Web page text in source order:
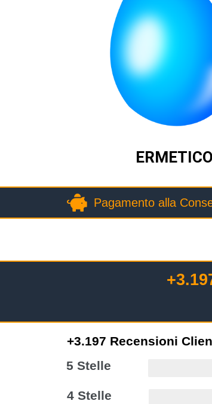
ERMETICO
Pagamento alla
+3.197 Recensioni
5 Stelle
4 Stelle